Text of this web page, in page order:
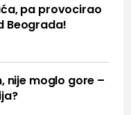
pa provocirao
Beograda!
nije moglo gore –